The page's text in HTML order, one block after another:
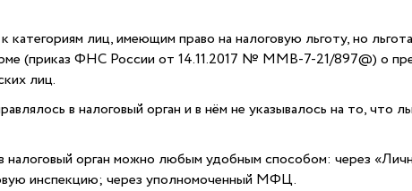
лиц, имеющим право на налоговую льготу, но
(приказ ФНС России от 14.11.2017 № ММВ-7-21/897@) о
лиц.
в налоговый орган и в нём не указывалось на то, что
налоговый орган можно любым удобным способом: через
инспекцию; через уполномоченный МФЦ.